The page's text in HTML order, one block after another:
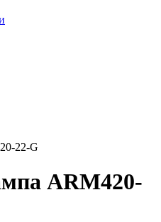
22-G
ARM420-